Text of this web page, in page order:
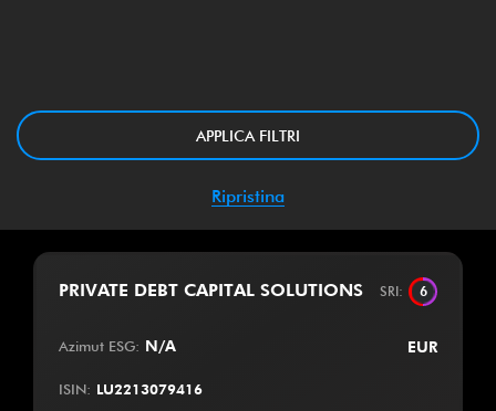
Ripristina
APPLICA FILTRI
PRIVATE DEBT CAPITAL SOLUTIONS SRI: 6
Azimut ESG: N/A EUR
ISIN: LU2213079416